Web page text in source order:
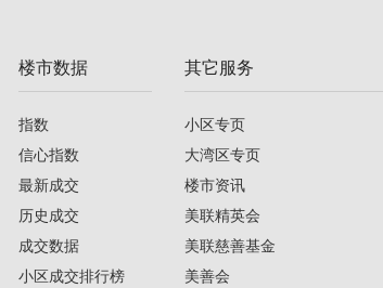
楼市数据
指数
信心指数
最新成交
历史成交
成交数据
小区成交排行榜
其它服务
小区专页
大湾区专页
楼市资讯
美联精英会
美联慈善基金
美善会